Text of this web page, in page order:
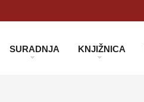
SURADNJA KNJIŽNICA